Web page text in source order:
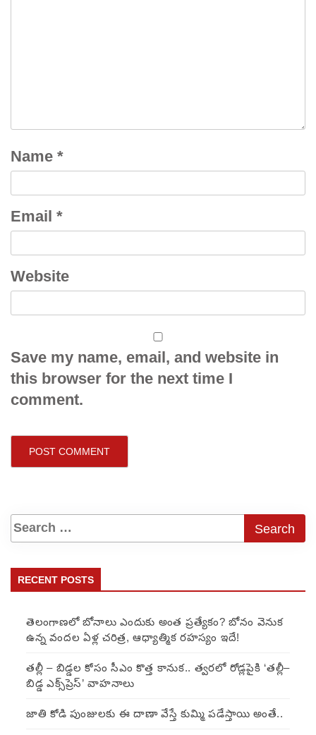
Name *
Email *
Website
Save my name, email, and website in
this browser for the next time I
comment.
RECENT POSTS
తెలంగాణలో బోనాలు ఎందుకు అంత ప్రత్యేకం? బోనం వెనుక
ఉన్న వందల ఏళ్ల చరిత్ర, ఆధ్యాత్మిక రహస్యం ఇదే!
తల్లీ – బిడ్డల కోసం సీఎం కొత్త కానుక.. త్వరలో రోడ్లపైకి ‘తల్లీ–
బిడ్డ ఎక్స్‌ప్రెస్’ వాహనాలు
జాతి కోడి పుంజులకు ఈ దాణా వేస్తే కుమ్మి పడేస్తాయి అంతే..